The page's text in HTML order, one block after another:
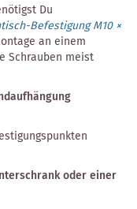
Du
Befestigung M10 ×
an einem
Schrauben meist
oder einer